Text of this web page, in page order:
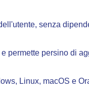
senza
permette persino di
Linux, macOS e